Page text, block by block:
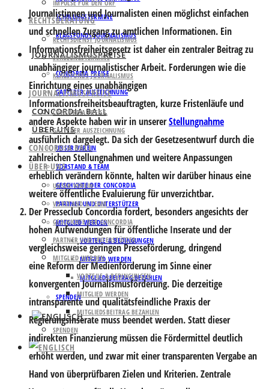
SCHULUNGSTERMINE
KLAGSFONDS JOURNALISMUS
JOURNALISMUSPREISE
CONCORDIA PREISE
GATTERER AUSZEICHNUNG
CONCORDIA BALL
ÜBER UNS
UNSER VEREIN
VORSTAND & TEAM
GESCHICHTE DER CONCORDIA
PARTNER UND UNTERSTÜTZER
MITGLIED WERDEN
VORTEILE & BEDINGUNGEN
MITGLIED WERDEN
MITGLIEDSBEITRAG BEZAHLEN
SPENDEN
IMPULSE FÜR DEN ORF
RECHTSBERATUNG
RECHTSDIENST JOURNALISMUS
SCHULUNGSTERMINE
KLAGSFONDS JOURNALISMUS
JOURNALISMUSPREISE
CONCORDIA PREISE
GATTERER AUSZEICHNUNG
CONCORDIA BALL
ÜBER UNS
UNSER VEREIN
VORSTAND & TEAM
GESCHICHTE DER CONCORDIA
PARTNER UND UNTERSTÜTZER
MITGLIED WERDEN
VORTEILE & BEDINGUNGEN
MITGLIED WERDEN
MITGLIEDSBEITRAG BEZAHLEN
SPENDEN
Journalistinnen und Journalisten einen möglichst einfachen
und schnellen Zugang zu amtlichen Informationen. Ein
Informationsfreiheitsgesetz ist daher ein zentraler Beitrag zu
unabhängiger journalistischer Arbeit. Forderungen wie die
Einrichtung eines unabhängigen
Informationsfreiheitsbeauftragten, kurze Fristenläufe und
andere Aspekte haben wir in unsererStellungnahme
ausführlich dargelegt. Da sich der Gesetzesentwurf durch die
zahlreichen Stellungnahmen und weitere Anpassungen
erheblich verändern könnte, halten wir darüber hinaus eine
weitere öffentliche Evaluierung für unverzichtbar.
Der Presseclub Concordia fordert, besonders angesichts der
hohen Aufwendungen für öffentliche Inserate und der
vergleichsweise geringen Presseförderung, dringend
eine Reform der Medienförderung im Sinne einer
konvergenten Journalismusförderung. Die derzeitige
intransparente und qualitätsfeindliche Praxis der
Regierungsinserate muss beendet werden. Statt dieser
indirekten Finanzierung müssen die Fördermittel deutlich
erhöht werden, und zwar mit einer transparenten Vergabe an
Hand von überprüfbaren Zielen und Kriterien. Zentrale